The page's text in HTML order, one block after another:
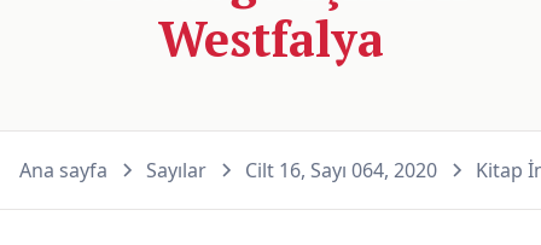
Westfalya
Ana sayfa Sayılar Cilt 16, Sayı 064, 2020 Kitap